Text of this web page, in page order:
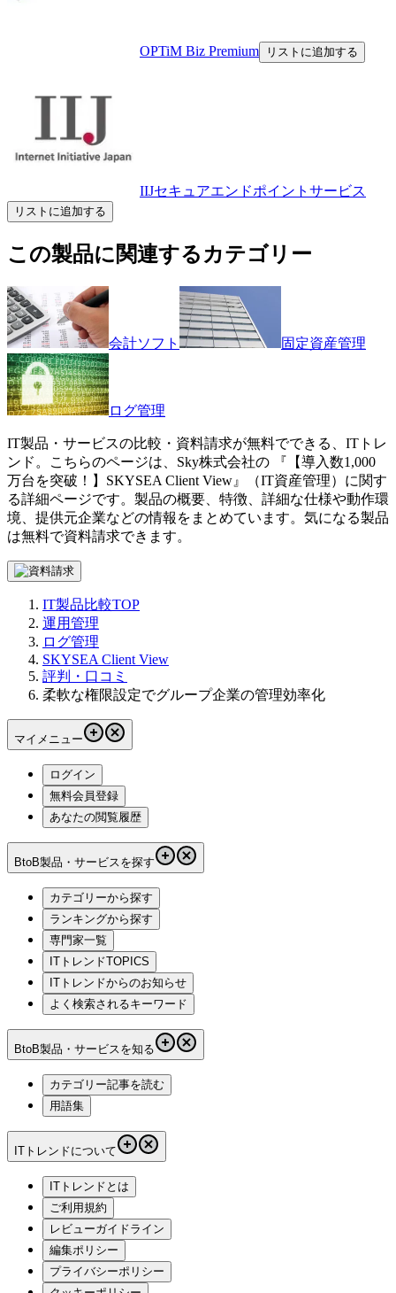
OPTiM Biz Premium リストに追加する
IIJセキュアエンドポイントサービス
リストに追加する
この製品に関連するカテゴリー
会計ソフト 固定資産管理
ログ管理
IT製品・サービスの比較・資料請求が無料でできる、ITトレ
ンド。こちらのページは、 Sky株式会社の 『 【導入数1,000
万台を突破！】 SKYSEA Client View 』（IT資産管理）に関す
る詳細ページです。製品の概要、特徴、詳細な仕様や動作環
境、提供元企業などの情報をまとめています。気になる製品
は無料で資料請求できます。
IT製品比較TOP
運用管理
ログ管理
SKYSEA Client View
評判・口コミ
柔軟な権限設定でグループ企業の管理効率化
マイメニュー
ログイン
無料会員登録
あなたの閲覧履歴
BtoB製品・サービスを探す
カテゴリーから探す
ランキングから探す
専門家一覧
ITトレンドTOPICS
ITトレンドからのお知らせ
よく検索されるキーワード
BtoB製品・サービスを知る
カテゴリー記事を読む
用語集
ITトレンドについて
ITトレンドとは
ご利用規約
レビューガイドライン
編集ポリシー
プライバシーポリシー